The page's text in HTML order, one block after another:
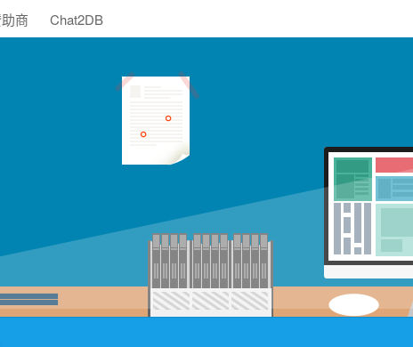
商 Chat2DB